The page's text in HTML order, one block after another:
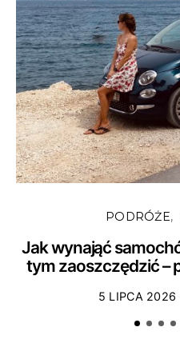
PODRÓŻE
Jak wynająć
tym zaoszczędzić –
5 LIPCA 2026